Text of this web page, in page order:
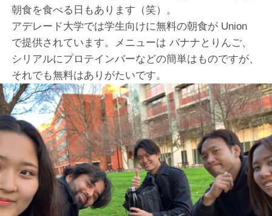
朝食を食べる日もあります（笑）。
アデレード大学では学生向けに無料の朝食が Union
で提供されています。メニューは バナナとりんご、
シリアルにプロテインバーなどの簡単はものですが、
それでも無料はありがたいです。